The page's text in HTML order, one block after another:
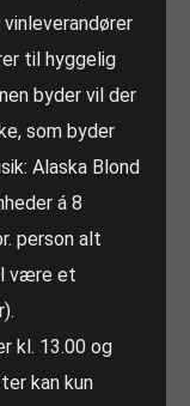
til hyggelig
byder vil der
som byder
Alaska Blond
á 8
person alt
være et
kl. 13.00 og
kan kun